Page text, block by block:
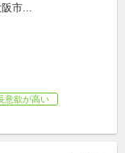
市...
意欲が高い